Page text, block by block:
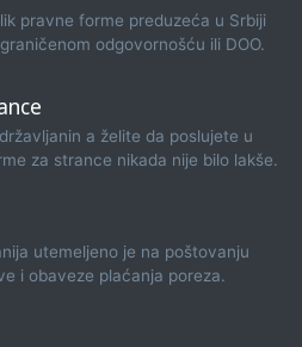
pravne forme preduzeća u Srbiji
odgovornošću ili DOO.
a želite da poslujete u
za strance nikada nije bilo lakše.
utemeljeno je na poštovanju
i obaveze plaćanja poreza.